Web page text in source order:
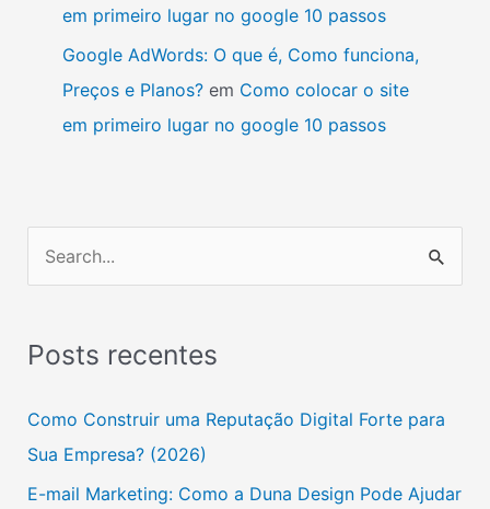
em primeiro lugar no google 10 passos
Google AdWords: O que é, Como funciona,
Preços e Planos?em Como colocar o site
em primeiro lugar no google 10 passos
qPosts recentes
Como Construir uma Reputação Digital Forte para
Sua Empresa? (2026)
E-mail Marketing: Como a Duna Design Pode Ajudar